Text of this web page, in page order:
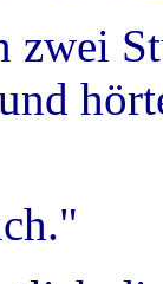
zwei